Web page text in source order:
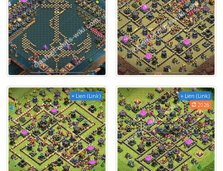
+ Lien (Link)
+ Lien (Link)
2026